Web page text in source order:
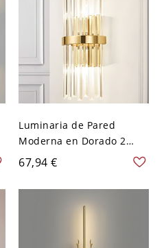
Luminaria de Pared
Moderna en Dorado 2
Luces Aplique de Pared
Metálico copn Sombra de
Cristal para Salón -
Dorado 110 A 120 V
67,94 €